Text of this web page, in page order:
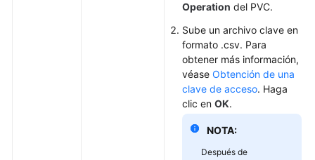
Operation del PVC.
Sube un archivo clave en
formato .csv. Para
obtener más información,
véase Obtención de una
clave de acceso. Haga
clic en OK.
NOTA:
Después de